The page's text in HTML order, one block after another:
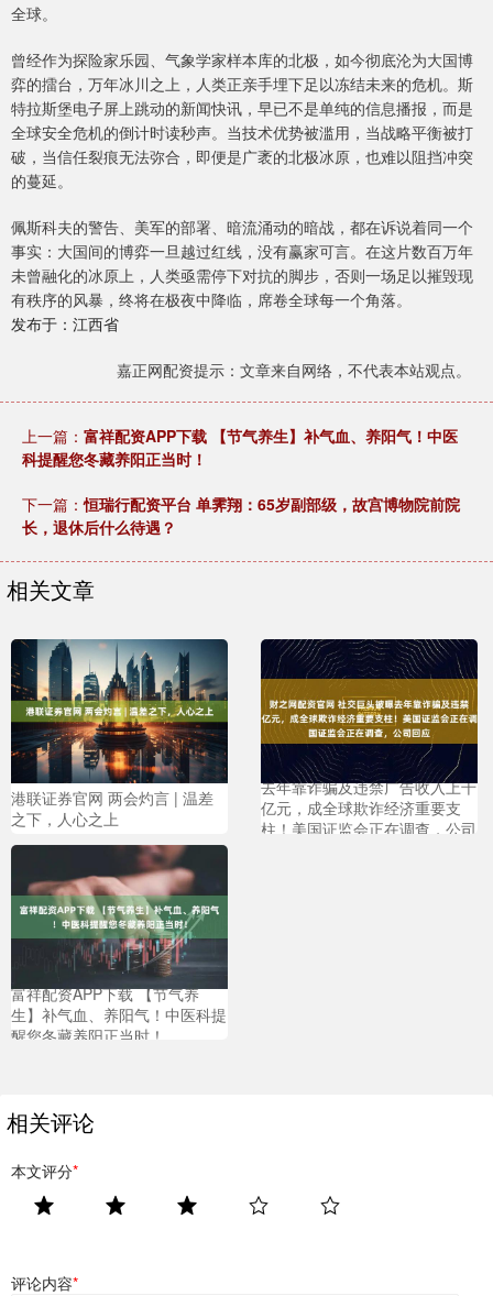
全球。
曾经作为探险家乐园、气象学家样本库的北极，如今彻底沦为大国博
弈的擂台，万年冰川之上，人类正亲手埋下足以冻结未来的危机。斯
特拉斯堡电子屏上跳动的新闻快讯，早已不是单纯的信息播报，而是
全球安全危机的倒计时读秒声。当技术优势被滥用，当战略平衡被打
破，当信任裂痕无法弥合，即便是广袤的北极冰原，也难以阻挡冲突
的蔓延。
佩斯科夫的警告、美军的部署、暗流涌动的暗战，都在诉说着同一个
事实：大国间的博弈一旦越过红线，没有赢家可言。在这片数百万年
未曾融化的冰原上，人类亟需停下对抗的脚步，否则一场足以摧毁现
有秩序的风暴，终将在极夜中降临，席卷全球每一个角落。
发布于：江西省
嘉正网配资提示：文章来自网络，不代表本站观点。
上一篇： 富祥配资APP下载 【节气养生】补气血、养阳气！中医
科提醒您冬藏养阳正当时！
下一篇：恒瑞行配资平台 单霁翔：65岁副部级，故宫博物院前院
长，退休后什么待遇？
相关文章
港联证券官网 两会灼言 | 温差
之下，人心之上
财之网配资官网 社交巨头被曝
去年靠诈骗及违禁广告收入上千
亿元，成全球欺诈经济重要支
柱！美国证监会正在调查，公司
富祥配资APP下载 【节气养
生】补气血、养阳气！中医科提
醒您冬藏养阳正当时！
相关评论
本文评分*
评论内容*